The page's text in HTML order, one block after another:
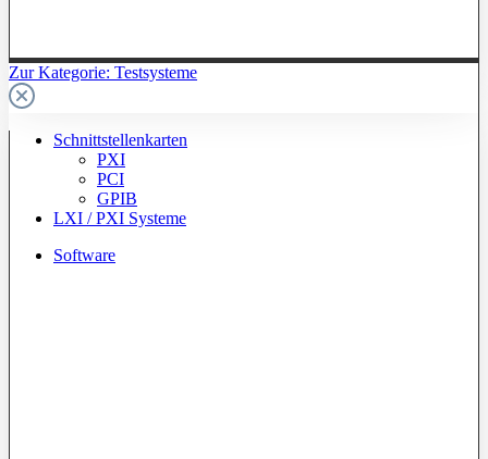
Zur Kategorie: Testsysteme
Schnittstellenkarten
PXI
PCI
GPIB
LXI / PXI Systeme
Software